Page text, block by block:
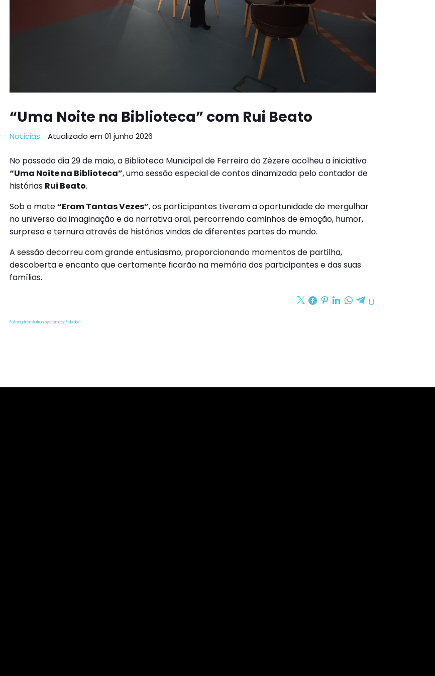
“Uma Noite na Biblioteca” com Rui Beato
Notícias Atualizado em 01 junho 2026
No passado dia 29 de maio, a Biblioteca Municipal de Ferreira do Zêzere acolheu a iniciativa
“Uma Noite na Biblioteca”, uma sessão especial de contos dinamizada pelo contador de
histórias Rui Beato.
Sob o mote“Eram Tantas Vezes”, os participantes tiveram a oportunidade de mergulhar
no universo da imaginação e da narrativa oral, percorrendo caminhos de emoção, humor,
surpresa e ternura através de histórias vindas de diferentes partes do mundo.
A sessão decorreu com grande entusiasmo, proporcionando momentos de partilha,
descoberta e encanto que certamente ficarão na memória dos participantes e das suas
famílias.
FaLang translation system by Faboba